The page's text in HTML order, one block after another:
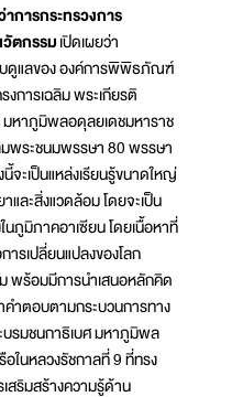
การกระทรวงการ
ตกรรมเปิดเผยว่า
ดูแลของ องค์การพิพิธภัณฑ์
การเฉลิม พระเกียรติ
หาภูมิพลอดุลยเดชมหาราช
พระชนมพรรษา 80 พรรษา
ะเป็นแหล่งเรียนรู้ขนาดใหญ่
และสิ่งแวดล้อม โดยจะเป็น
มิภาคอาเซียน โดยเนื้อหาที่
รเปลี่ยนแปลงของโลก
พร้อมมีการนำเสนอหลักคิด
คำตอบตามกระบวนการทาง
รมชนกาธิเบศ มหาภูมิพล
ในหลวงรัชกาลที่ 9 ที่ทรง
สริมสร้างความรู้ด้าน